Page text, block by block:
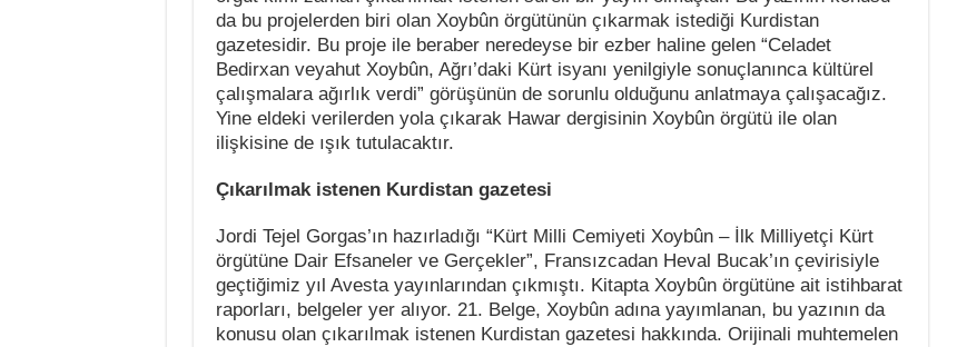
da bu projelerden biri olan Xoybûn örgütünün çıkarmak istediği Kurdistan
gazetesidir. Bu proje ile beraber neredeyse bir ezber haline gelen “Celadet
Bedirxan veyahut Xoybûn, Ağrı’daki Kürt isyanı yenilgiyle sonuçlanınca kültürel
çalışmalara ağırlık verdi” görüşünün de sorunlu olduğunu anlatmaya çalışacağız.
Yine eldeki verilerden yola çıkarak Hawar dergisinin Xoybûn örgütü ile olan
ilişkisine de ışık tutulacaktır.
Çıkarılmak istenen Kurdistan gazetesi
Jordi Tejel Gorgas’ın hazırladığı “Kürt Milli Cemiyeti Xoybûn – İlk Milliyetçi Kürt
örgütüne Dair Efsaneler ve Gerçekler”, Fransızcadan Heval Bucak’ın çevirisiyle
geçtiğimiz yıl Avesta yayınlarından çıkmıştı. Kitapta Xoybûn örgütüne ait istihbarat
raporları, belgeler yer alıyor. 21. Belge, Xoybûn adına yayımlanan, bu yazının da
konusu olan çıkarılmak istenen Kurdistan gazetesi hakkında. Orijinali muhtemelen